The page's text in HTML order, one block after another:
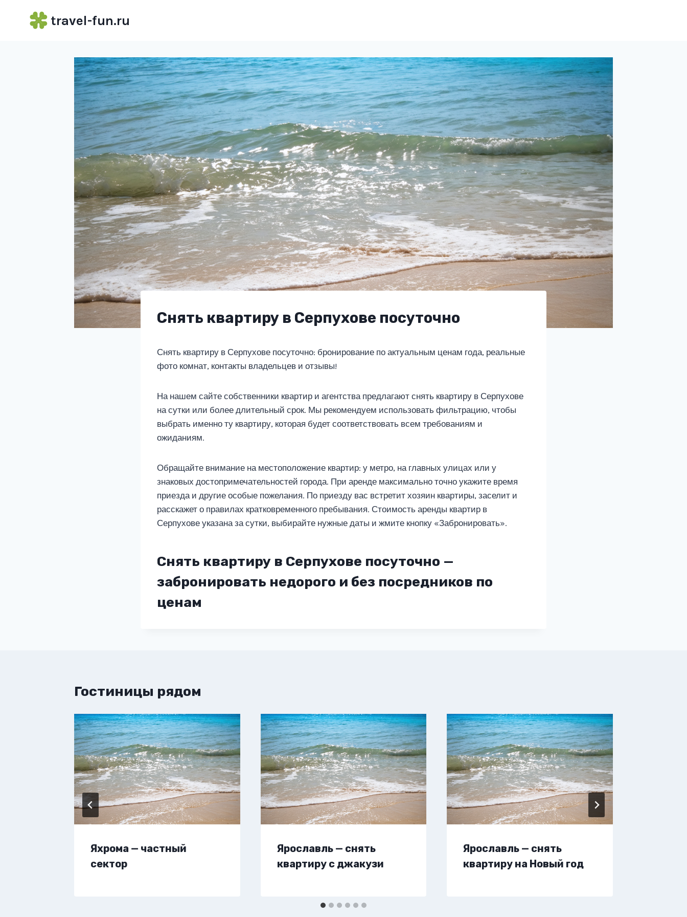
travel-fun.ru
Снять квартиру в Серпухове посуточно
Снять квартиру в Серпухове посуточно: бронирование по актуальным ценам года, реальные
фото комнат, контакты владельцев и отзывы!
На нашем сайте собственники квартир и агентства предлагают снять квартиру в Серпухове
на сутки или более длительный срок. Мы рекомендуем использовать фильтрацию, чтобы
выбрать именно ту квартиру, которая будет соответствовать всем требованиям и
ожиданиям.
Обращайте внимание на местоположение квартир: у метро, на главных улицах или у
знаковых достопримечательностей города. При аренде максимально точно укажите время
приезда и другие особые пожелания. По приезду вас встретит хозяин квартиры, заселит и
расскажет о правилах кратковременного пребывания. Стоимость аренды квартир в
Серпухове указана за сутки, выбирайте нужные даты и жмите кнопку «Забронировать».
Снять квартиру в Серпухове посуточно —
забронировать недорого и без посредников по
ценам
Гостиницы рядом
Яхрома — частный
сектор
Ярославль — снять
квартиру с джакузи
Ярославль — снять
квартиру на Новый год